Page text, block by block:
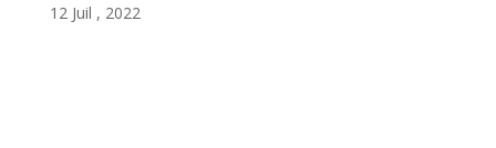
12 Juil , 2022